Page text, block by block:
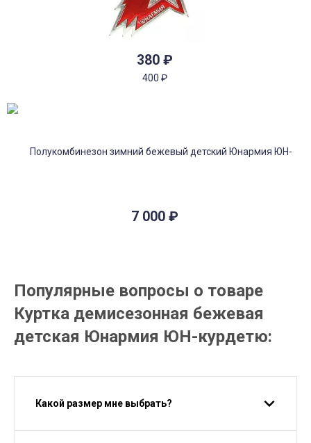
380 ₽
400 ₽
7 000 ₽
Популярные вопросы о товаре
Куртка демисезонная бежевая
детская Юнармия ЮН-курдетю:
Какой размер мне выбрать?